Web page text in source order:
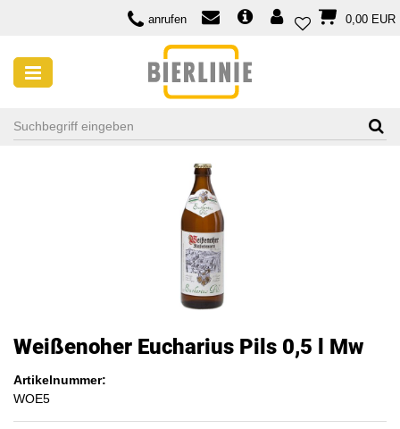
anrufen 0,00 EUR
Weißenoher Eucharius Pils 0,5 l Mw
Artikelnummer:
WOE5